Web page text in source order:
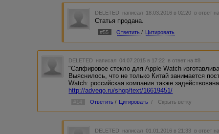
DELETED написал 18.03.2016 в 02:20 в ответ
Статья продана.
#55 Ответить / Цитировать
DELETED написал 04.07.2015 в 17:22 в ответ на #8
"Сапфировое стекло для Apple Watch
Выяснилось, что не только Китай занимается
Watch: российская компания также
http://advego.ru/shop/text/16619451/
#14 Ответить / Цитировать / Скрыть ветку
DELETED написал 01.01.2016 в 21:33 в ответ